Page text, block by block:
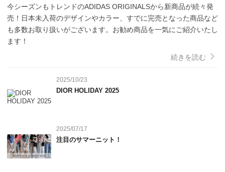
今シーズンもトレンドのADIDAS ORIGINALSから新商品が続々発
売！日本未入荷のデザインやカラー、すでに完売となった商品など
も多数お取り扱いがございます。お勧め商品を一気にご紹介いたし
ます！
続きを読む
2025/10/23
DIOR HOLIDAY 2025
2025/07/17
注目のサマーニット！